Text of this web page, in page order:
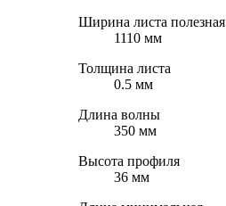
Ширина листа полезная
1110 мм
Толщина листа
0.5 мм
Длина волны
350 мм
Высота профиля
36 мм